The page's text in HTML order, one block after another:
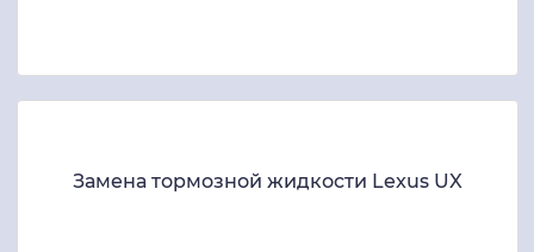
Замена тормозной жидкости Lexus UX